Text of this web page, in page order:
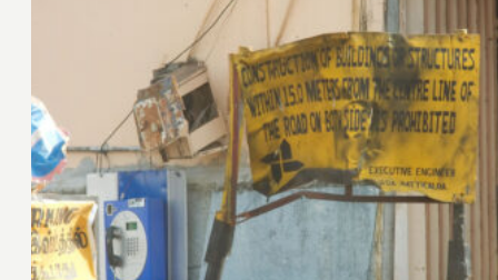
27. Januar 2009